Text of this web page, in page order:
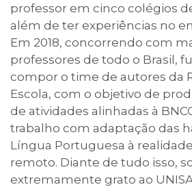
UATI
professor em cinco colégios
além de ter experiências no
Em 2018, concorrendo com
professores de todo o Brasil,
compor o time de autores da
Escola, com o objetivo de
de atividades alinhadas à
trabalho com adaptação das
Língua Portuguesa à
remoto. Diante de tudo isso,
extremamente grato ao